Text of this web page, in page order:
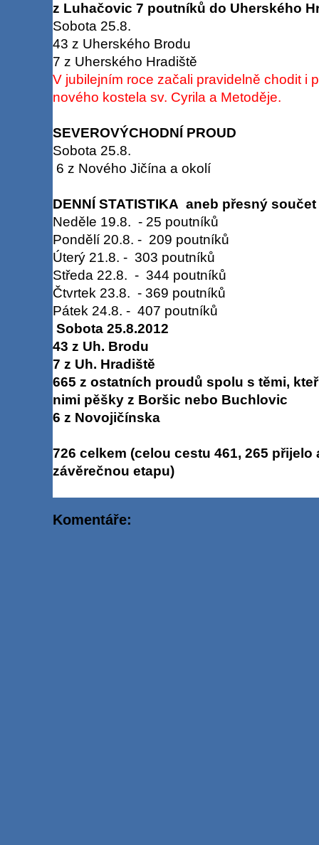
z Luhačovic 7 poutníků do Uherského
Sobota 25.8.
43 z Uherského Brodu
7 z Uherského Hradiště
V jubilejním roce začali pravidelně chodit i
nového kostela sv. Cyrila a Metoděje.
SEVEROVÝCHODNÍ PROUD
Sobota 25.8.
6 z Nového Jičína a okolí
DENNÍ STATISTIKA aneb přesný
Neděle 19.8. - 25 poutníků
Pondělí 20.8. - 209 poutníků
Úterý 21.8. - 303 poutníků
Středa 22.8. - 344 poutníků
Čtvrtek 23.8. - 369 poutníků
Pátek 24.8. - 407 poutníků
Sobota 25.8.2012
43 z Uh. Brodu
7 z Uh. Hradiště
665 z ostatních proudů spolu s těmi,
nimi pěšky z Boršic nebo Buchlovic
6 z Novojičínska
726 celkem (celou cestu 461, 265
závěrečnou etapu)
Komentáře: